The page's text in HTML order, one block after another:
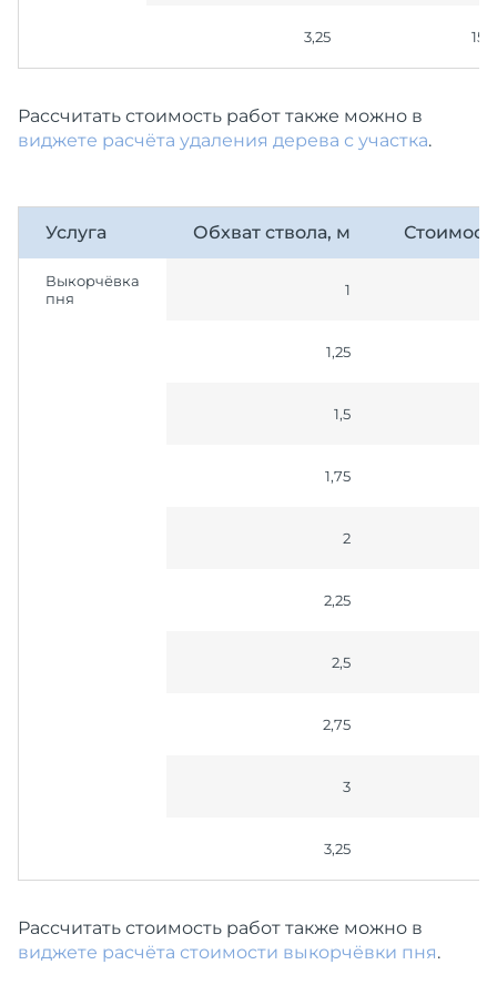
3,25
Рассчитать стоимость работ также можно в
виджете расчёта удаления дерева с участка.
Услуга Обхват ствола, м
Выкорчёвка
пня
1
1,25
1,5
1,75
2
2,25
2,5
2,75
3
3,25
Рассчитать стоимость работ также можно в
виджете расчёта стоимости выкорчёвки пня.